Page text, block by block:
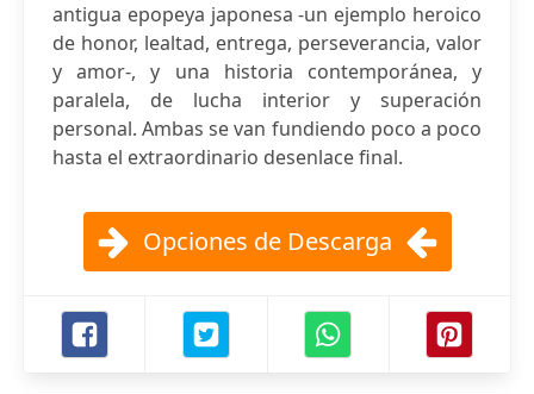
antigua epopeya japonesa -un ejemplo heroico
de honor, lealtad, entrega, perseverancia, valor
y amor-, y una historia contemporánea, y
paralela, de lucha interior y superación
personal. Ambas se van fundiendo poco a poco
hasta el extraordinario desenlace final.
Opciones de Descarga